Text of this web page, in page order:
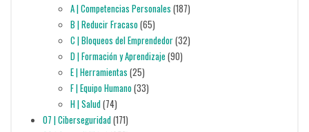
A | Competencias Personales (187)
B | Reducir Fracaso(65)
C | Bloqueos del Emprendedor(32)
D | Formación y Aprendizaje (90)
E | Herramientas (25)
F | Equipo Humano(33)
H | Salud(74)
07 | Ciberseguridad(171)